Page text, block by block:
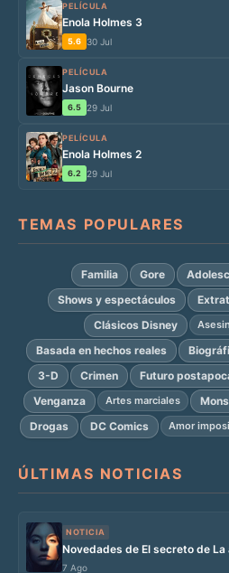
PELÍCULA
Enola Holmes 3
5.6 30 Jul
PELÍCULA
Jason Bourne
6.5 29 Jul
PELÍCULA
Enola Holmes 2
6.2 29 Jul
TEMAS POPULARES
Familia Gore
Shows y espectáculos
Clásicos Disney
Basada en hechos reales
3-D
Crimen Futuro
Venganza
Artes marciales
Drogas
DC Comics Amor
ÚLTIMAS NOTICIAS
NOTICIA
Novedades de El secreto de
7 Ago